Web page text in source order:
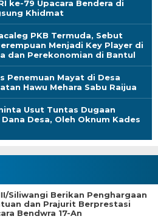
ke-79 Upacara Bendera di
Khidmat
PKB Termuda, Sebut
Menjadi Key Player di
dan Perekonomian di Bantul
Penemuan Mayat di Desa
Hawu Mehara Sabu Raijua
Usut Tuntas Dugaan
Desa, Oleh Oknum Kades
Siliwangi Berikan Penghargaan
dan Prajurit Berprestasi
Bendwra 17-An